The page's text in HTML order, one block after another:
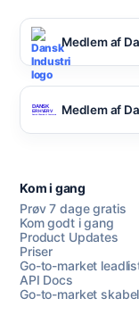
Medlem af
Medlem af
Kom i gang
Prøv 7 dage gratis
Kom godt i gang
Product Updates
Priser
Go-to-market
API Docs
Go-to-market